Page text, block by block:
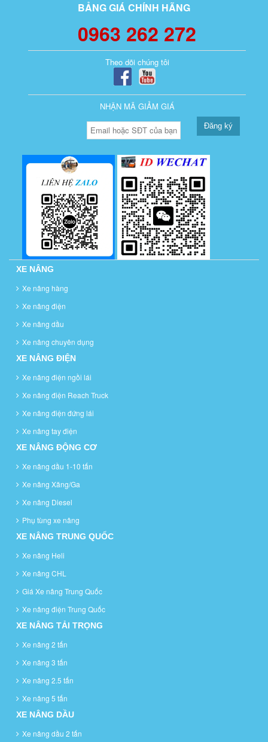
BẢNG GIÁ CHÍNH HÃNG
0963 262 272
Theo dõi chúng tôi
NHẬN MÃ GIẢM GIÁ
Đăng ký
XE NÂNG
Xe nâng hàng
Xe nâng điện
Xe nâng dầu
Xe nâng chuyên dụng
XE NÂNG ĐIỆN
Xe nâng điện ngồi lái
Xe nâng điện Reach Truck
Xe nâng điện đứng lái
Xe nâng tay điện
XE NÂNG ĐỘNG CƠ
Xe nâng dầu 1-10 tấn
Xe nâng Xăng/Ga
Xe nâng Diesel
Phụ tùng xe nâng
XE NÂNG TRUNG QUỐC
Xe nâng Heli
Xe nâng CHL
Giá Xe nâng Trung Quốc
Xe nâng điện Trung Quốc
XE NÂNG TẢI TRỌNG
Xe nâng 2 tấn
Xe nâng 3 tấn
Xe nâng 2.5 tấn
Xe nâng 5 tấn
XE NÂNG DẦU
Xe nâng dầu 2 tấn